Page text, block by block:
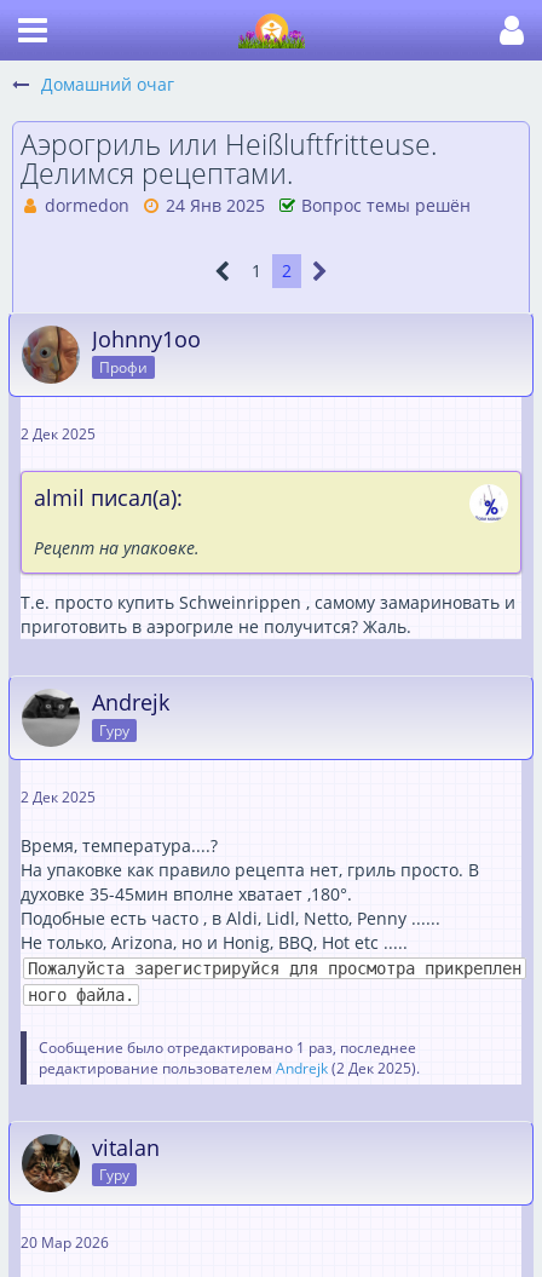
Домашний очаг
Аэрогриль или Heißluftfritteuse.
Делимся рецептами.
dormedon 24 Янв 2025 Вопрос темы решён
1 2
Johnny1oo
Профи
2 Дек 2025
almil писал(а):
Рецепт на упаковке.
Т.е. просто купить Schweinrippen , самому замариновать и
приготовить в аэрогриле не получится? Жаль.
Andrejk
Гуру
2 Дек 2025
Время, температура....?
На упаковке как правило рецепта нет, гриль просто. В
духовке 35-45мин вполне хватает ,180°.
Подобные есть часто , в Aldi, Lidl, Netto, Penny ......
Не только, Arizona, но и Honig, BBQ, Hot etc .....
Пожалуйста зарегистрируйся для просмотра прикреплен
ного файла.
Сообщение было отредактировано 1 раз, последнее
редактирование пользователем Andrejk(2 Дек 2025).
vitalan
Гуру
20 Мар 2026